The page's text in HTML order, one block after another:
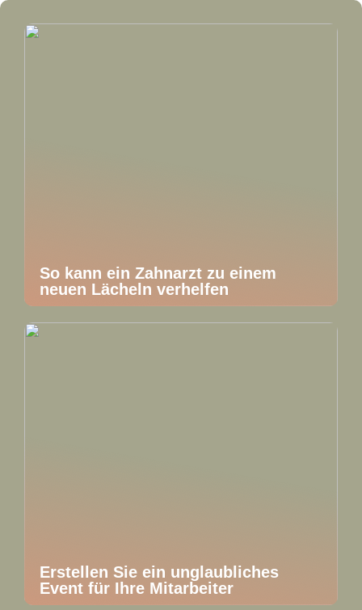
So kann ein Zahnarzt zu einem
neuen Lächeln verhelfen
Erstellen Sie ein unglaubliches
Event für Ihre Mitarbeiter